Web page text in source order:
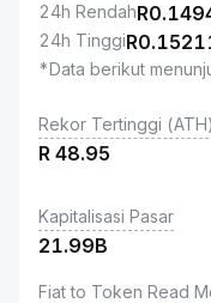
24h RendahR
24h TinggiR
*Data berikut
Rekor Tertinggi (ATH)
R 48.95
Kapitalisasi Pasar
21.99B
Fiat to Token Read